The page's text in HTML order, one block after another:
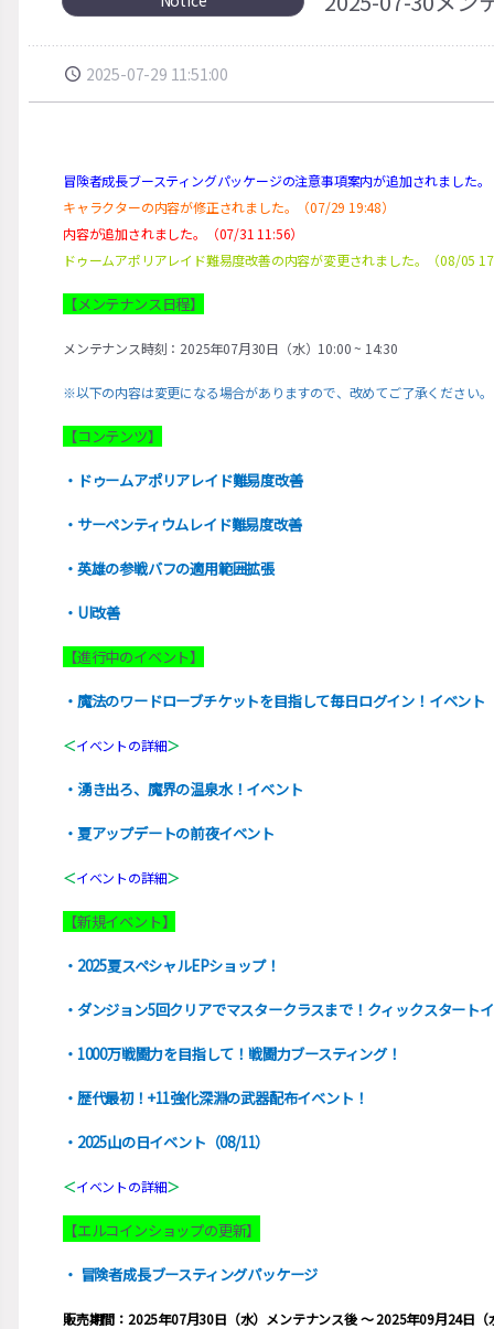
2025-07-29 11:51:00
冒険者成長ブースティングパッケージの注意事項案内が追加されました
キャラクターの内容が修正されました。（07/29 19:48）
内容が追加されました。（07/31 11:56）
ドゥームアポリアレイド難易度改善の内容が変更されました。（08/05
【メンテナンス日程】
メンテナンス時刻：2025年07月30日（水）10:00 ~ 14:30
※以下の内容は変更になる場合がありますので、改めてご了承ください。
【コンテンツ】
・ドゥームアポリアレイド難易度改善
・サーペンティウムレイド難易度改善
・英雄の参戦バフの適用範囲拡張
・UI改善
【進行中のイベント】
・魔法のワードローブチケットを目指して毎日ログイン！イベント
＜イベントの詳細＞
・湧き出ろ、魔界の温泉水！イベント
・夏アップデートの前夜イベント
＜イベントの詳細＞
【新規イベント】
・2025夏スペシャルEPショップ！
・ダンジョン5回クリアでマスタークラスまで！クィックスタート
・1000万戦闘力を目指して！戦闘力ブースティング！
・歴代最初！+11強化深淵の武器配布イベント！
・2025山の日イベント（08/11）
＜イベントの詳細＞
【エルコインショップの更新】
・ 冒険者成長ブースティングパッケージ
販売期間：2025年07月30日（水）メンテナンス後 ～ 2025年09月24日（